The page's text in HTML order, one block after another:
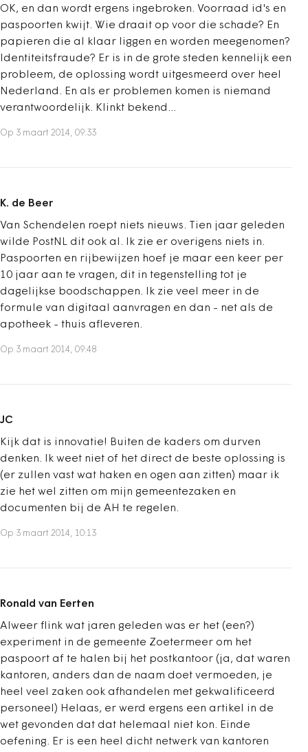
OK, en dan wordt ergens ingebroken. Voorraad id's en
paspoorten kwijt. Wie draait op voor die schade? En
papieren die al klaar liggen en worden meegenomen?
Identiteitsfraude? Er is in de grote steden kennelijk een
probleem, de oplossing wordt uitgesmeerd over heel
Nederland. En als er problemen komen is niemand
verantwoordelijk. Klinkt bekend...
Op 3 maart 2014, 09:33
K. de Beer
Van Schendelen roept niets nieuws. Tien jaar geleden
wilde PostNL dit ook al. Ik zie er overigens niets in.
Paspoorten en rijbewijzen hoef je maar een keer per
10 jaar aan te vragen, dit in tegenstelling tot je
dagelijkse boodschappen. Ik zie veel meer in de
formule van digitaal aanvragen en dan - net als de
apotheek - thuis afleveren.
Op 3 maart 2014, 09:48
JC
Kijk dat is innovatie! Buiten de kaders om durven
denken. Ik weet niet of het direct de beste oplossing is
(er zullen vast wat haken en ogen aan zitten) maar ik
zie het wel zitten om mijn gemeentezaken en
documenten bij de AH te regelen.
Op 3 maart 2014, 10:13
Ronald van Eerten
Alweer flink wat jaren geleden was er het (een?)
experiment in de gemeente Zoetermeer om het
paspoort af te halen bij het postkantoor (ja, dat waren
kantoren, anders dan de naam doet vermoeden, je
heel veel zaken ook afhandelen met gekwalificeerd
personeel) Helaas, er werd ergens een artikel in de
wet gevonden dat dat helemaal niet kon. Einde
oefening. Er is een heel dicht netwerk van kantoren